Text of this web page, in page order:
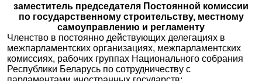
заместитель председателя Постоянной комиссии
по государственному строительству, местному
самоуправлению и регламенту
Членство в постоянно действующих делегациях в
межпарламентских организациях, межпарламентских
комиссиях, рабочих группах Национального собрания
Республики Беларусь по сотрудничеству с